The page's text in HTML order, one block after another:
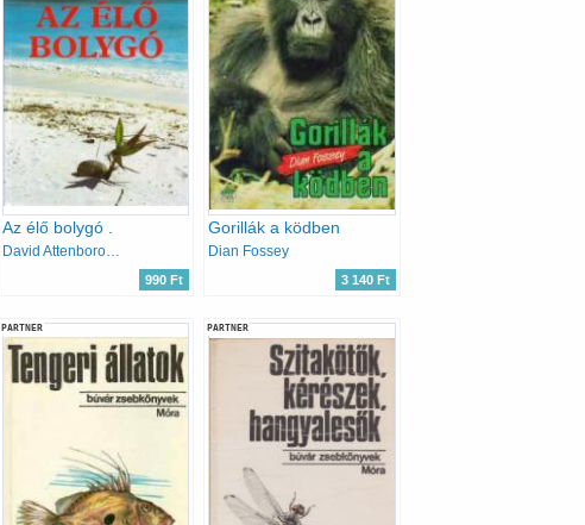
Az élő bolygó .
David Attenborough
990 Ft
Gorillák a ködben
Dian Fossey
3 140 Ft
PARTNER PARTNER